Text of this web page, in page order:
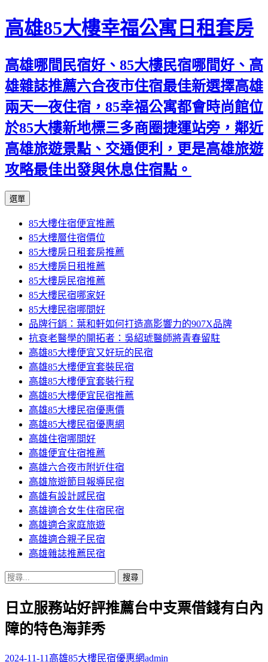
高雄85大樓幸福公寓日租套房
高雄哪間民宿好、85大樓民宿哪間好、高
雄雜誌推薦六合夜市住宿最佳新選擇高雄
兩天一夜住宿，85幸福公寓都會時尚館位
於85大樓新地標三多商圈捷運站旁，鄰近
高雄旅遊景點、交通便利，更是高雄旅遊
攻略最佳出發與休息住宿點。
選單
內
容
區
85大樓住宿便宜推薦
85大樓層住宿價位
85大樓房日租套房推薦
85大樓房日租推薦
85大樓房民宿推薦
85大樓民宿哪家好
85大樓民宿哪間好
品牌行銷：葉和軒如何打造高影響力的907X品牌
抗衰老醫學的開拓者：吳紹琥醫師將青春留駐
高雄85大樓便宜又好玩的民宿
高雄85大樓便宜套裝民宿
高雄85大樓便宜套裝行程
高雄85大樓便宜民宿推薦
高雄85大樓民宿優惠價
高雄85大樓民宿優惠網
高雄住宿哪間好
高雄便宜住宿推薦
高雄六合夜市附近住宿
高雄旅遊節目報導民宿
高雄有設計感民宿
高雄適合女生住宿民宿
高雄適合家庭旅遊
高雄適合親子民宿
高雄雜誌推薦民宿
搜
關
鍵
字:
日立服務站好評推薦台中支票借錢有白內
障的特色海菲秀
2024-11-11 高雄85大樓民宿優惠網admin